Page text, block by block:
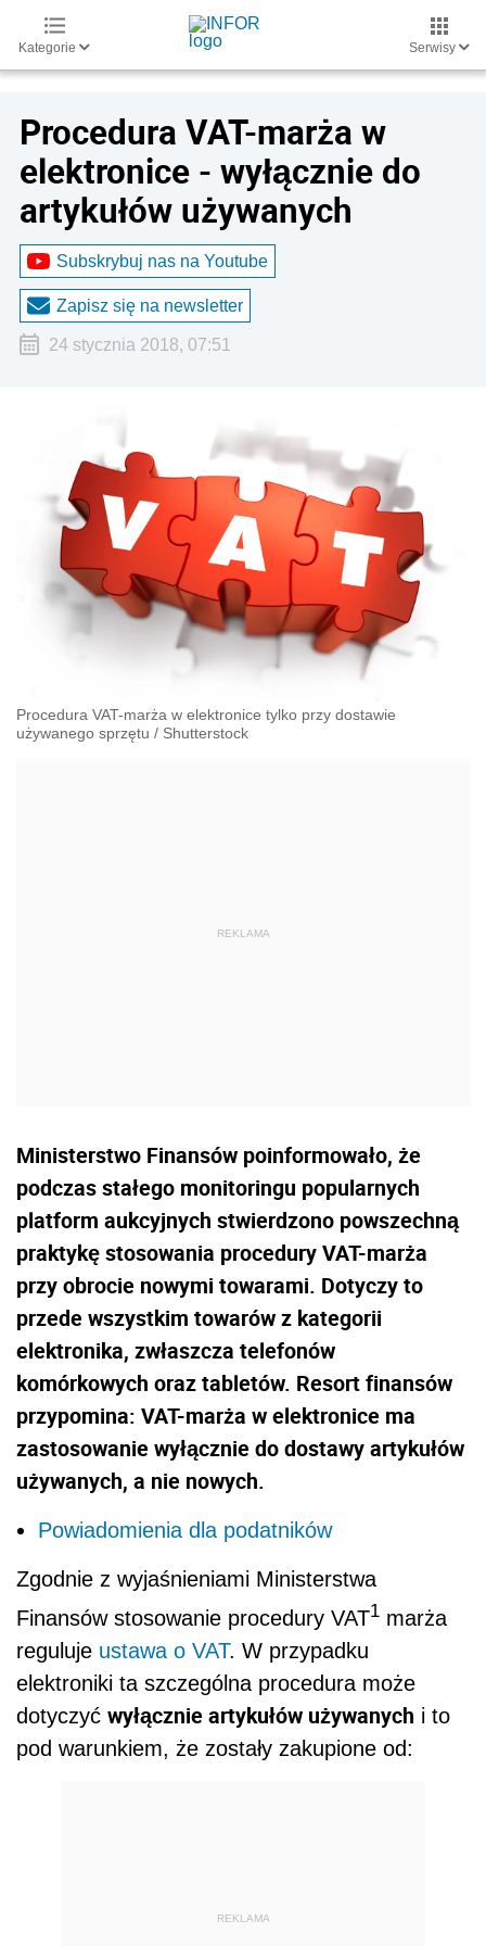
Kategorie Serwisy
Procedura VAT-marża w
elektronice - wyłącznie do
artykułów używanych
Subskrybuj nas na Youtube
Zapisz się na newsletter
24 stycznia 2018, 07:51
Procedura VAT-marża w elektronice tylko przy dostawie
używanego sprzętu / Shutterstock
Ministerstwo Finansów poinformowało, że
podczas stałego monitoringu popularnych
platform aukcyjnych stwierdzono powszechną
praktykę stosowania procedury VAT-marża
przy obrocie nowymi towarami. Dotyczy to
przede wszystkim towarów z kategorii
elektronika, zwłaszcza telefonów
komórkowych oraz tabletów. Resort finansów
przypomina: VAT-marża w elektronice ma
zastosowanie wyłącznie do dostawy artykułów
używanych, a nie nowych.
Powiadomienia dla podatników
Zgodnie z wyjaśnieniami Ministerstwa
Finansów stosowanie procedury VAT1 marża
reguluje ustawa o VAT. W przypadku
elektroniki ta szczególna procedura może
dotyczyć wyłącznie artykułów używanych i to
pod warunkiem, że zostały zakupione od:
REKLAMA